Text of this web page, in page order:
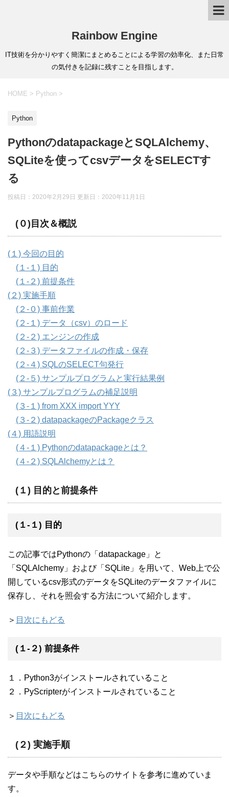
Rainbow Engine
IT技術を分かりやすく簡潔にまとめることによる学習の効率化、また日常
の気付きを記録に残すことを目指します。
HOME > Python >
Python
PythonのdatapackageとSQLAlchemy、
SQLiteを使ってcsvデータをSELECTす
る
投稿日：2020年2月29日 更新日： 2020年11月1日
(０)目次＆概説
(１) 今回の目的
(１-１) 目的
(１-２) 前提条件
(２) 実施手順
(２-０) 事前作業
(２-１) データ（csv）のロード
(２-２) エンジンの作成
(２-３) データファイルの作成・保存
(２-４) SQLのSELECT句発行
(２-５) サンプルプログラムと実行結果例
(３) サンプルプログラムの補足説明
(３-１) from XXX import YYY
(３-２) datapackageのPackageクラス
(４) 用語説明
(４-１) Pythonのdatapackageとは？
(４-２) SQLAlchemyとは？
(１) 目的と前提条件
(１-１) 目的
この記事ではPythonの「datapackage」と
「SQLAlchemy」および「SQLite」を用いて、Web上で公
開しているcsv形式のデータをSQLiteのデータファイルに
保存し、それを照会する方法について紹介します。
＞ 目次にもどる
(１-２) 前提条件
１．Python3がインストールされていること
２．PyScripterがインストールされていること
＞ 目次にもどる
(２) 実施手順
データや手順などはこちらのサイトを参考に進めていま
す。